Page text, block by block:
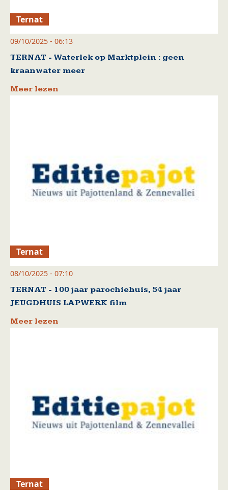
Ternat
09/10/2025 - 06:13
TERNAT - Waterlek op Marktplein : geen
kraanwater meer
Meer lezen
Ternat
08/10/2025 - 07:10
TERNAT - 100 jaar parochiehuis, 54 jaar
JEUGDHUIS LAPWERK film
Meer lezen
Ternat